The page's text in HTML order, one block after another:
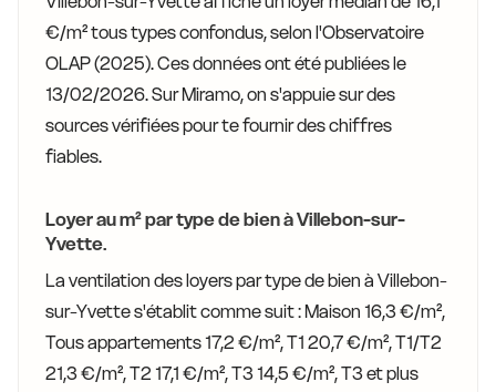
€/m² tous types confondus, selon l'Observatoire
OLAP (2025). Ces données ont été publiées le
13/02/2026. Sur Miramo, on s'appuie sur des
sources vérifiées pour te fournir des chiffres
fiables.
Loyer au m² par type de bien à Villebon-sur-
Yvette.
La ventilation des loyers par type de bien à Villebon-
sur-Yvette s'établit comme suit : Maison 16,3 €/m²,
Tous appartements 17,2 €/m², T1 20,7 €/m², T1/T2
21,3 €/m², T2 17,1 €/m², T3 14,5 €/m², T3 et plus